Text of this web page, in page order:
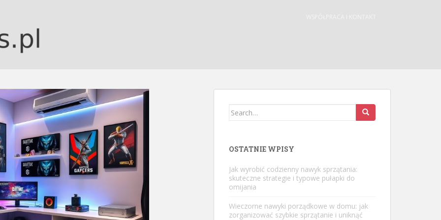
WSPÓŁPRACA I KONTAKT
Search
OSTATNIE WPISY
Jak wyrobić codzienny nawyk sprzątania:
skuteczne strategie i typowe pułapki do
omijania
Wieczorne nawyki porządkowe w domu: jak
zorganizować szybkie sprzątanie i uniknąć